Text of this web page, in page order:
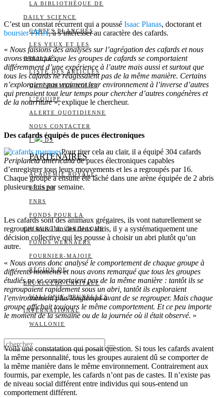
LA BIBLIOTHÈQUE DE
DAILY SCIENCE
CARTES BLANCHES
LES YEUX ET LES
OREILLES
LISTE DES ARTICLES
QUI SOMMES-NOUS?
L’ÉQUIPE
ALERTE QUOTIDIENNE
NOUS CONTACTER
I DS
PARTENAIRES
ACADÉMIE ROYALE
BELSPO
FNRS
FONDS POUR LA
CHIRURGIE CARDIAQUE
FONDS WERNAERS
FOURNIER-MAJOIE
RÉGION DE
BRUXELLES-CAPITALE
WALLONIE-BRUXELLES
INTERNATIONAL
WALLONIE
C’est un constat récurrent qui a poussé Isaac Planas, doctorant et
boursier FRIA, à s’intéresser au caractère des cafards.
« Nous faisions des analyses sur l’agrégation des cafards et nous
avons remarqué que les groupes de cafards se comportaient
différemment d’une expérience à l’autre mais aussi et surtout que
tous les cafards ne réagissaient pas de la même manière. Certains
n’exploraient pas vraiment leur environnement à l’inverse d’autres
qui prenaient tout leur temps pour chercher d’autres congénères et
de la nourriture», explique le chercheur.
Des cafards équipés de puces électroniques
Pour tirer cela au clair, il a équipé 304 cafards
Periplaneta americanade puces électroniques capables
d’enregistrer tous leurs mouvements et les a regroupés par 16.
Chaque groupe a ensuite été lâché dans une arène équipée de 2 abris
plusieurs fois par semaine.
Les cafards sont des animaux grégaires, ils vont naturellement se
regrouper sous l’un des deux abris, il y a systématiquement une
décision collective qui les pousse à choisir un abri plutôt qu’un
autre.
« Nous avons donc analysé le comportement de chaque groupe à
différents moments et nous avons remarqué que tous les groupes
étudiés ne se comportaient pas de la même manière : tantôt ils se
regroupaient rapidement sous un abri, tantôt ils exploraient
l’environnement plus longtemps avant de se regrouper. Mais chaque
groupe affichait toujours le même comportement. Et ce peu importe
le moment de la semaine ou de la journée où il était observé. »
Voilà une constatation qui posait question. Si tous les cafards avaient
la même personnalité, tous les groupes auraient dû se comporter de
la même manière dans le même environnement. Contrairement aux
fourmis, par exemple, les cafards n’ont pas de castes. Il n’existe pas
de niveau social différent entre individus qui sous-entend un
comportement différent.